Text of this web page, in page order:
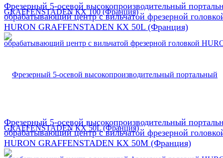
Фрезерный 5-осевой высокопроизводительный
обрабатывающий центр с вильчатой фрезерной
HURON GRAFFENSTADEN КX 50L (Франция)
Фрезерный 5-осевой высокопроизводительный
обрабатывающий центр с вильчатой фрезерной
HURON GRAFFENSTADEN КX 50М (Франция)